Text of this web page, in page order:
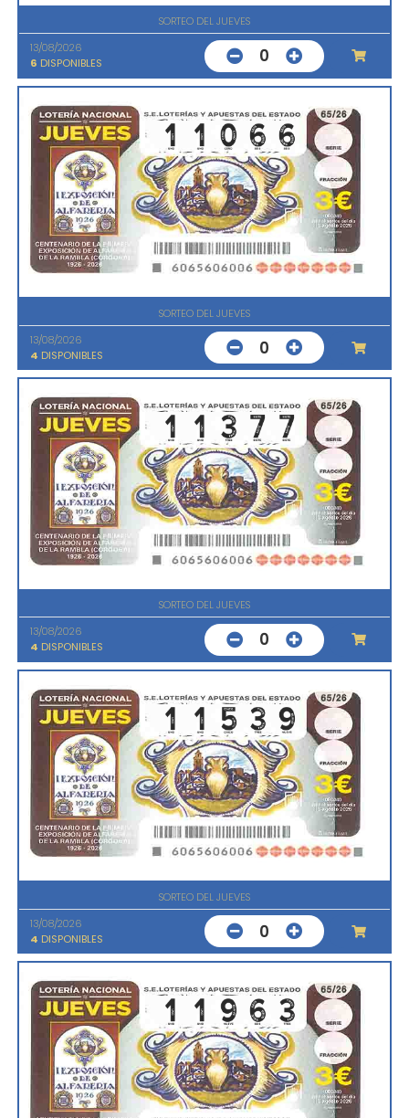
SORTEO DEL JUEVES
13/08/2026
6 DISPONIBLES 0
SORTEO DEL JUEVES
13/08/2026
4 DISPONIBLES 0
SORTEO DEL JUEVES
13/08/2026
4 DISPONIBLES 0
SORTEO DEL JUEVES
13/08/2026
4 DISPONIBLES 0